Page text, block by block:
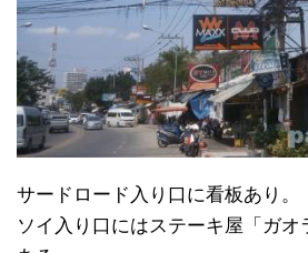
サードロード入り口に看板あり。
ソイ入り口にはステーキ屋「ガ